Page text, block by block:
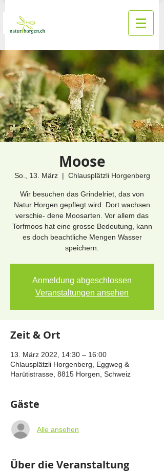
Moose
So., 13. März
  |
Chlausplätzli Horgenberg
Wir besuchen das Grindelriet, das von
Natur Horgen gepflegt wird. Dort wachsen
verschie- dene Moosarten. Vor allem das
Torfmoos hat eine grosse Bedeutung, kann
es doch beachtliche Mengen Wasser
speichern.
Anmeldung abgeschlossen
Veranstaltungen ansehen
Zeit & Ort
13. März 2022, 14:30 – 16:00
Chlausplätzli Horgenberg, Eggweg &
Harütistrasse, 8815 Horgen, Schweiz
Gäste
Alle ansehen
Über die Veranstaltung